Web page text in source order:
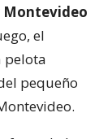
Montevideo
el
pelota
pequeño